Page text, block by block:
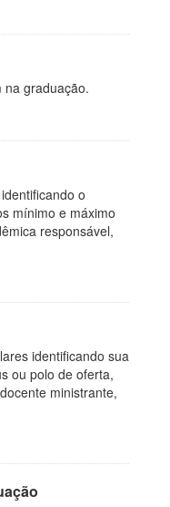
na graduação.
o
mínimo e máximo
responsável,
identificando sua
ou polo de oferta,
ministrante,